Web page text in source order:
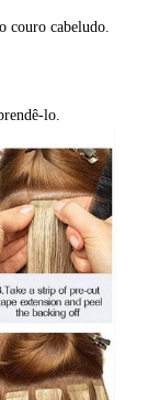
couro cabeludo.
lo.